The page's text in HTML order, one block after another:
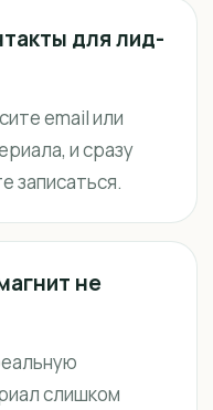
для лид-
email или
и сразу
записаться.
не
слишком